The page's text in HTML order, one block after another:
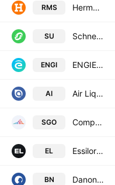
RMS Hermes International SCA
SU Schneider Electric SE
ENGI ENGIE S.A.
AI Air Liquide SA
SGO Compagnie de Saint-Gobain SA
EL EssilorLuxottica SA
BN Danone SA